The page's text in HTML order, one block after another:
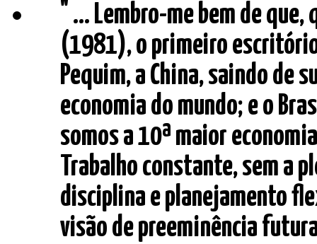
" ... Lembro-me bem de que,
(1981), o primeiro
Pequim, a China, saindo de
economia do mundo; e o
somos a 10ª maior
Trabalho constante, sem a
disciplina e planejamento
visão de preeminência